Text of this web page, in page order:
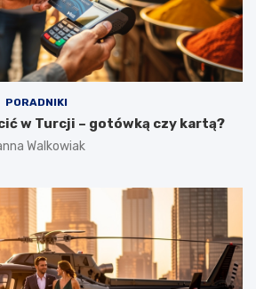
PORADNIKI
w Turcji – gotówką czy kartą?
Walkowiak